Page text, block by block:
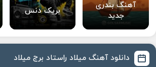
آهنگ بندری
جدید
بریک دنس
دانلود آهنگ میلاد راستاد برج میلاد